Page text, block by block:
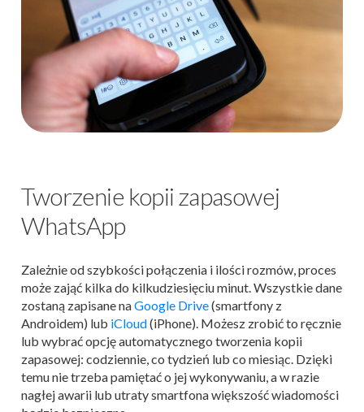
Tworzenie kopii zapasowej
WhatsApp
Zależnie od szybkości połączenia i ilości rozmów, proces
może zająć kilka do kilkudziesięciu minut. Wszystkie dane
zostaną zapisane naGoogle Drive(smartfony z
Androidem) lub iCloud(iPhone). Możesz zrobić to ręcznie
lub wybrać opcję automatycznego tworzenia kopii
zapasowej: codziennie, co tydzień lub co miesiąc. Dzięki
temu nie trzeba pamiętać o jej wykonywaniu, a w razie
nagłej awarii lub utraty smartfona większość wiadomości